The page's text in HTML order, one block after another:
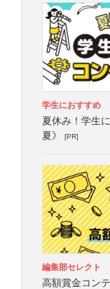
学生におすすめ
夏休み！学生
夏》
[PR]
編集部セレクト
高額賞金コン